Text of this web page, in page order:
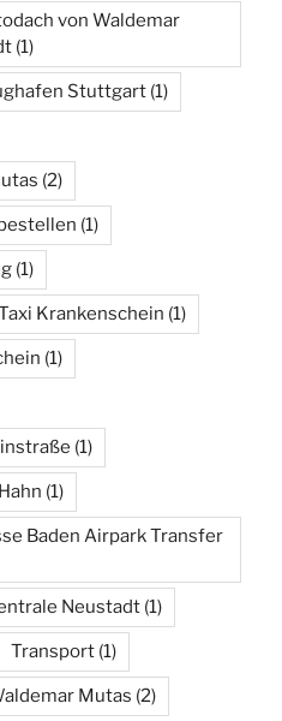
von Waldemar
(1)
Stuttgart (1)
(2)
(1)
(1)
Krankenschein (1)
(1)
(1)
(1)
Baden Airpark Transfer
Neustadt (1)
Transport (1)
Mutas (2)